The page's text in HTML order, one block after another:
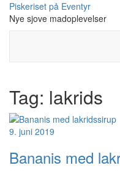
Skip
content
Piskeriset på Eventyr
Nye sjove madoplevelser
Tag: lakrids
9. juni 2019
Bananis med